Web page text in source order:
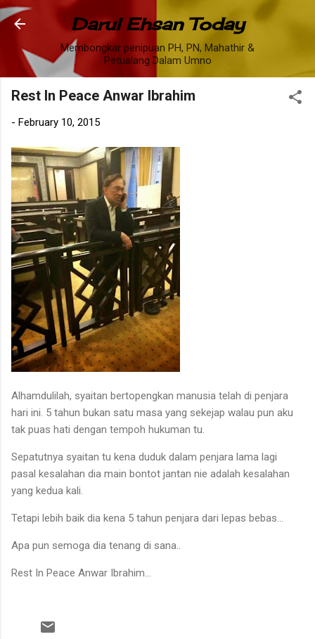
Skip to main content
Darul Ehsan Today
Membongkar penipuan PH, PN, Mahathir &
Petualang Dalam Umno
Rest In Peace Anwar Ibrahim
- February 10, 2015
Alhamdulilah, syaitan bertopengkan manusia telah di penjara
hari ini. 5 tahun bukan satu masa yang sekejap walau pun aku
tak puas hati dengan tempoh hukuman tu.
Sepatutnya syaitan tu kena duduk dalam penjara lama lagi
pasal kesalahan dia main bontot jantan nie adalah kesalahan
yang kedua kali.
Tetapi lebih baik dia kena 5 tahun penjara dari lepas bebas...
Apa pun semoga dia tenang di sana..
Rest In Peace Anwar Ibrahim...